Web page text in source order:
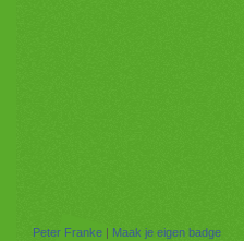
Peter Franke Maak je eigen badge